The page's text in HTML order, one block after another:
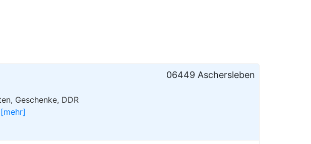
Geschenke, DDR
[mehr]
06449 Aschersleben